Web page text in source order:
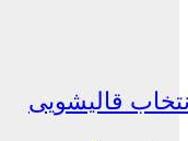
قالیشویی